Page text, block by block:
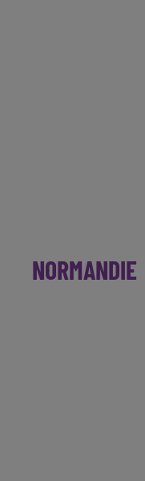
NORMANDIE